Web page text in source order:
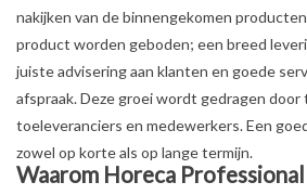
Over ons
nakijken van de binnengekomen
product worden geboden; een breed
juiste advisering aan klanten en goede
afspraak. Deze groei wordt gedragen door
toeleveranciers en medewerkers. Een
zowel op korte als op lange termijn.
Waarom Horeca